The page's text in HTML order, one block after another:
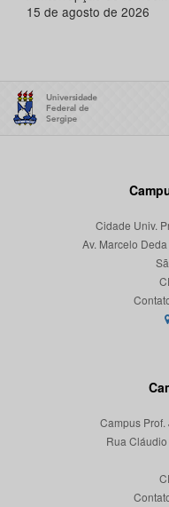
15 de agosto de 2026
Cidade Univ.
Av. Marcelo
Campus
Rua